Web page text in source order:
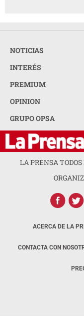
NOTICIAS
INTERÉS
PREMIUM
OPINION
GRUPO OPSA
LA PRENSA TODOS
ACERCA DE LA
CONTACTA CON